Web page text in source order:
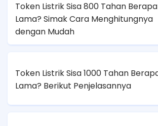
Token Listrik Sisa 800 Tahan Berapa
Lama? Simak Cara Menghitungnya
dengan Mudah
Token Listrik Sisa 1000 Tahan
Lama? Berikut Penjelasannya